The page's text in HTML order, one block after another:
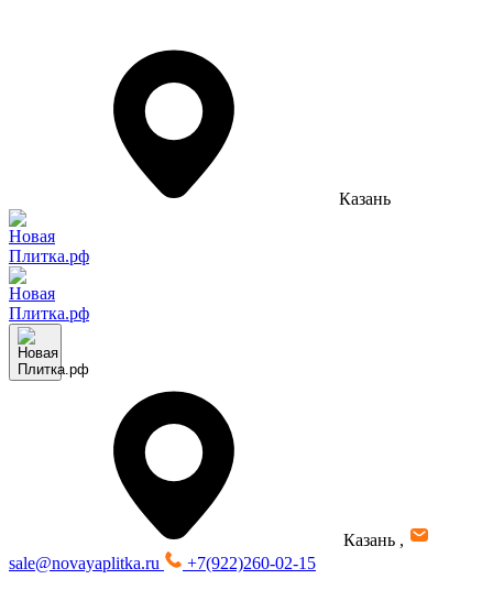
Казань
Казань ,
sale@novayaplitka.ru
+7(922)260-02-15